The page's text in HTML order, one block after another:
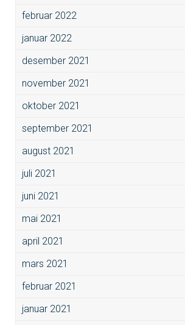
februar 2022
januar 2022
desember 2021
november 2021
oktober 2021
september 2021
august 2021
juli 2021
juni 2021
mai 2021
april 2021
mars 2021
februar 2021
januar 2021